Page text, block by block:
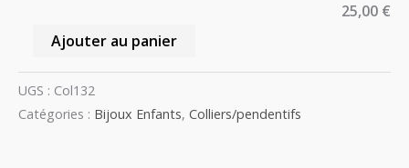
25,00 €
Ajouter au panier
UGS : Col132
Catégories : Bijoux Enfants, Colliers/pendentifs